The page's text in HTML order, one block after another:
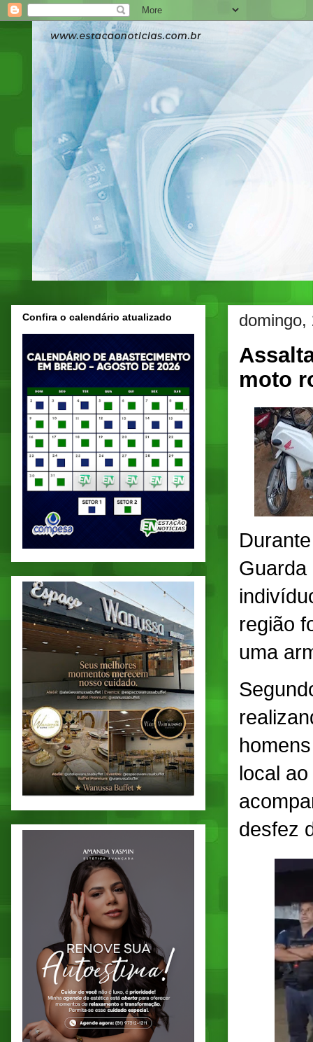
domingo,
moto
Guarda
região
uma
local
desfez
Confira o calendário atualizado